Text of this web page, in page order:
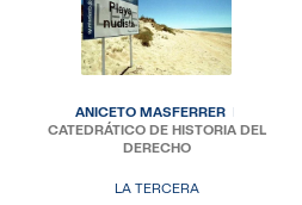
LA TERCERA
ANICETO MASFERRER
CATEDRÁTICO DE HISTORIA DEL
DERECHO